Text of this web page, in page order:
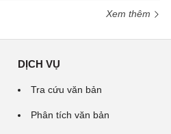
Xem thêm
DỊCH VỤ
Tra cứu văn bản
Phân tích văn bản